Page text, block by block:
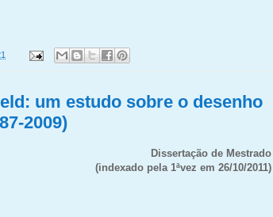
um estudo sobre o desenho
2009)
Dissertação de Mestrado
(indexado pela 1ªvez em 26/10/2011)